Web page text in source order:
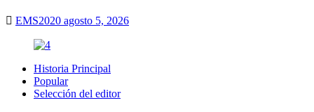
EMS2020 agosto 5, 2026
Historia Principal
Popular
Selección del editor